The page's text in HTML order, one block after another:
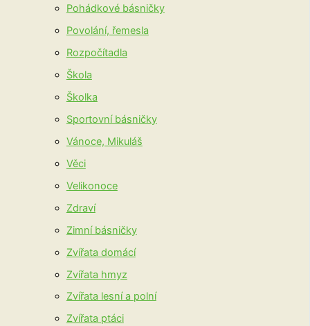
Pohádkové básničky
Povolání, řemesla
Rozpočítadla
Škola
Školka
Sportovní básničky
Vánoce, Mikuláš
Věci
Velikonoce
Zdraví
Zimní básničky
Zvířata domácí
Zvířata hmyz
Zvířata lesní a polní
Zvířata ptáci